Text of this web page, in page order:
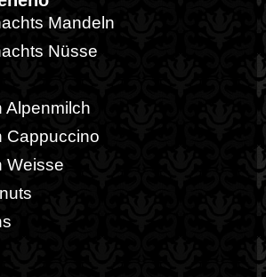
Mandeln
Nüsse
Alpenmilch
Cappuccino
Weisse